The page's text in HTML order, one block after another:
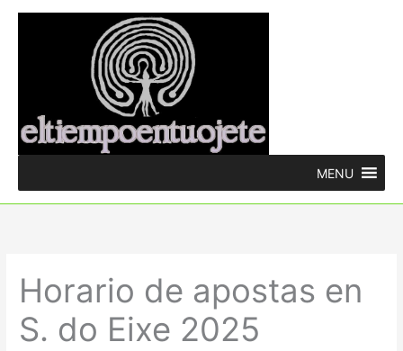
MENU
Horario de apostas en
S. do Eixe 2025